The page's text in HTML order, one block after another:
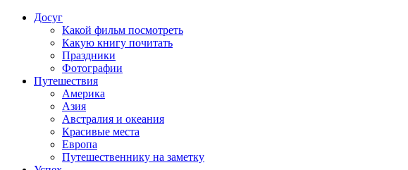
Досуг
Какой фильм посмотреть
Какую книгу почитать
Праздники
Фотографии
Путешествия
Америка
Азия
Австралия и океания
Красивые места
Европа
Путешественнику на заметку